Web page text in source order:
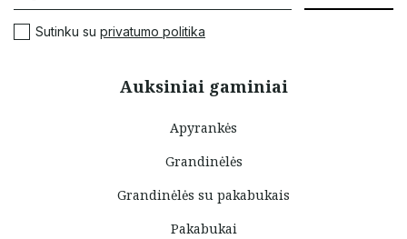
Auksiniai gaminiai
Apyrankės
Grandinėlės
Grandinėlės su pakabukais
Pakabukai
Sutinku su privatumo politika